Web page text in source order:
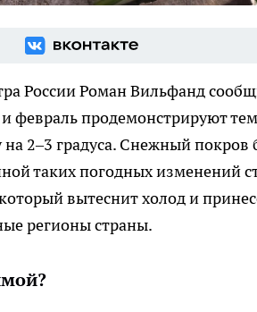
России Роман Вильфанд
февраль продемонстрируют
2–3 градуса. Снежный покров
таких погодных изменений
вытеснит холод и
регионы страны.